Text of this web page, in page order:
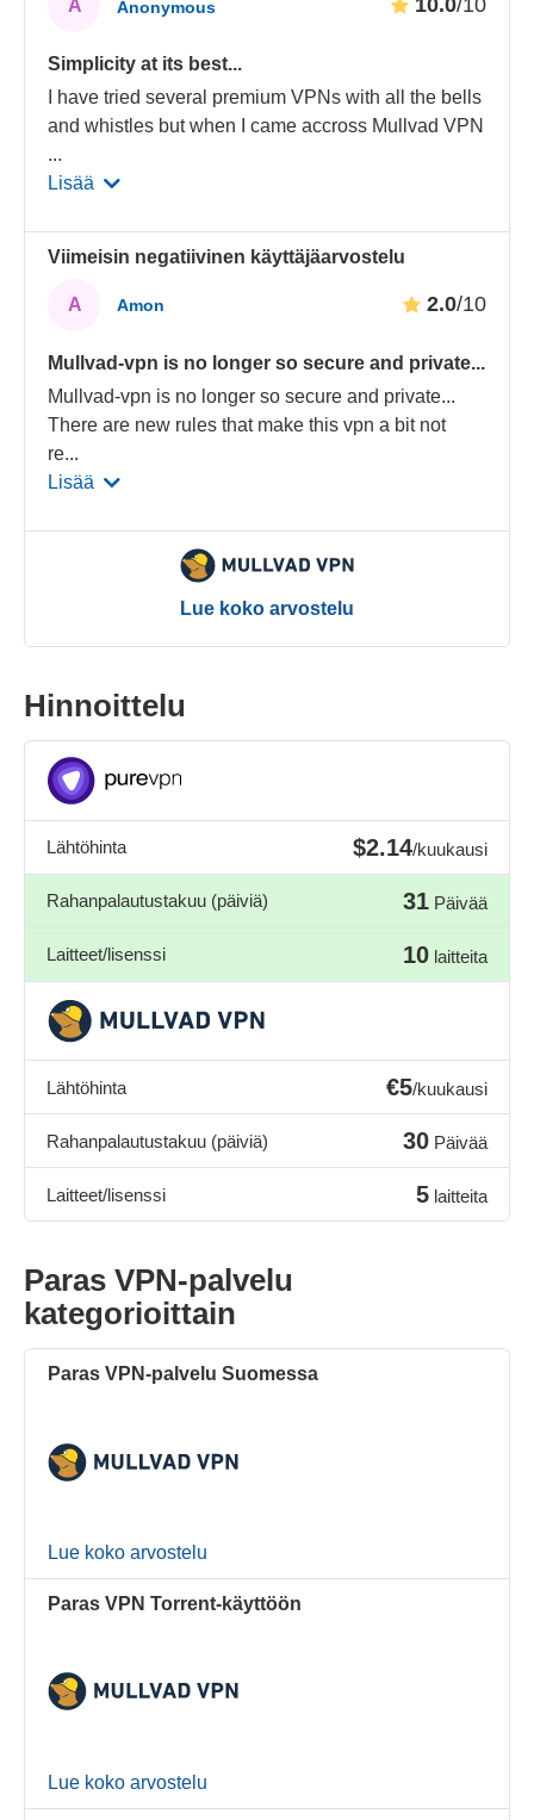
A Anonymous 10.0/10
Simplicity at its best...
I have tried several premium VPNs with all the bells
and whistles but when I came accross Mullvad VPN
...
Lisää
Viimeisin negatiivinen käyttäjäarvostelu
A Amon 2.0/10
Mullvad-vpn is no longer so secure and private...
Mullvad-vpn is no longer so secure and private...
There are new rules that make this vpn a bit not
re...
Lisää
Lue koko arvostelu
Hinnoittelu
Lähtöhinta $2.14/kuukausi
Rahanpalautustakuu (päiviä) 31 Päivää
Laitteet/lisenssi 10 laitteita
Lähtöhinta €5/kuukausi
Rahanpalautustakuu (päiviä) 30 Päivää
Laitteet/lisenssi 5 laitteita
Paras VPN-palvelu
kategorioittain
Paras VPN-palvelu Suomessa
Lue koko arvostelu
Paras VPN Torrent-käyttöön
Lue koko arvostelu